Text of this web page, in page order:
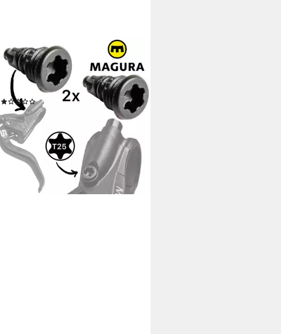
MAGURA
Scheibenbremse Magura MT Fahrrad
Hydraulische Scheibenbremsen
Ersatz Disc Bremsbeläge
(1)
9,95 €
lieferbar - in 4-5 Werktagen bei dir